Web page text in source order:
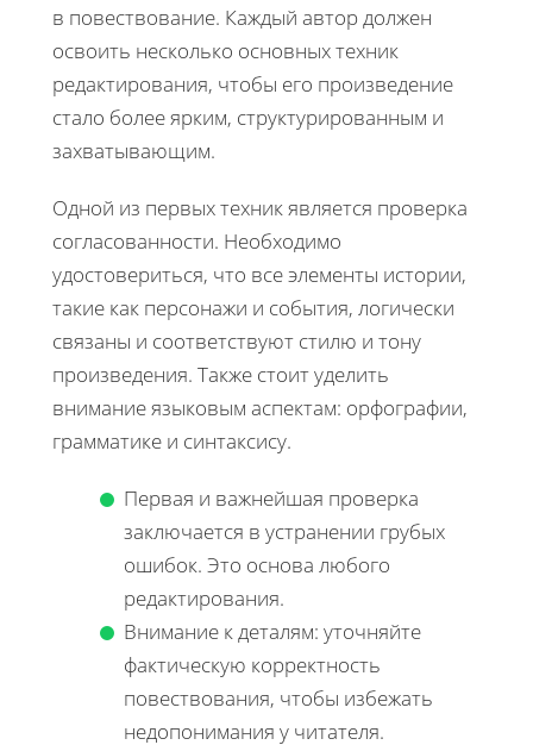
в повествование. Каждый автор должен
освоить несколько основных техник
редактирования, чтобы его произведение
стало более ярким, структурированным и
захватывающим.
Одной из первых техник является проверка
согласованности. Необходимо
удостовериться, что все элементы истории,
такие как персонажи и события, логически
связаны и соответствуют стилю и тону
произведения. Также стоит уделить
внимание языковым аспектам: орфографии,
грамматике и синтаксису.
Первая и важнейшая проверка
заключается в устранении грубых
ошибок. Это основа любого
редактирования.
Внимание к деталям: уточняйте
фактическую корректность
повествования, чтобы избежать
недопонимания у читателя.